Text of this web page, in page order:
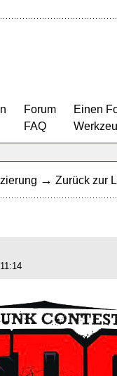
Forum
FAQ
Einen
→ Zurück zur